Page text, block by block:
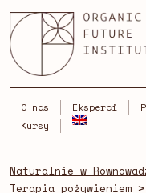
Skip
to
content
O nas Eksperci
Kursy
Naturalnie w
Terapia pożywieniem >